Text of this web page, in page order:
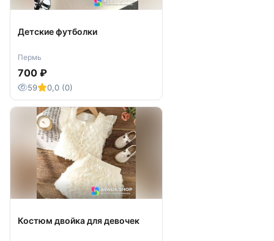
Детские футболки
Пермь
700 ₽
59 0,0 (0)
Костюм двойка для девочек